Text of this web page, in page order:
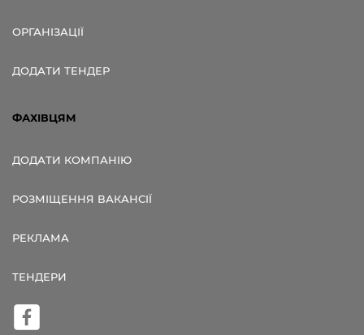
ОРГАНІЗАЦІЇ
ДОДАТИ ТЕНДЕР
ФАХІВЦЯМ
ДОДАТИ КОМПАНІЮ
РОЗМІЩЕННЯ ВАКАНСІЇ
РЕКЛАМА
ТЕНДЕРИ